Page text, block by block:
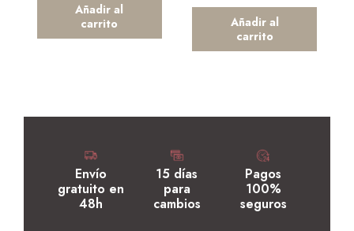
Añadir al
carrito
Añadir al
carrito
Envío
gratuito en
48h
15 días
para
cambios
Pagos
100%
seguros